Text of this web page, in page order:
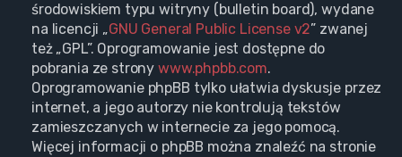
środowiskiem typu witryny (bulletin board), wydane
na licencji „GNU General Public License v2” zwanej
też „GPL”. Oprogramowanie jest dostępne do
pobrania ze strony www.phpbb.com.
Oprogramowanie phpBB tylko ułatwia dyskusje przez
internet, a jego autorzy nie kontrolują tekstów
zamieszczanych w internecie za jego pomocą.
Więcej informacji o phpBB można znaleźć na stronie